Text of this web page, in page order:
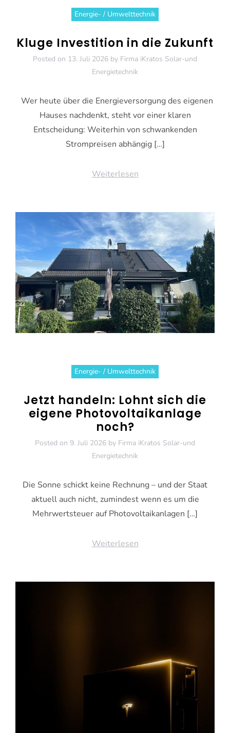
Energie- / Umwelttechnik
Kluge Investition in die Zukunft
Posted on 13. Juli 2026 by Firma iKratos Solar-und
Energietechnik
Wer heute über die Energieversorgung des eigenen
Hauses nachdenkt, steht vor einer klaren
Entscheidung: Weiterhin von schwankenden
Strompreisen abhängig […]
Weiterlesen
Energie- / Umwelttechnik
Jetzt handeln: Lohnt sich die
eigene Photovoltaikanlage
noch?
Posted on 9. Juli 2026 by Firma iKratos Solar-und
Energietechnik
Die Sonne schickt keine Rechnung – und der Staat
aktuell auch nicht, zumindest wenn es um die
Mehrwertsteuer auf Photovoltaikanlagen […]
Weiterlesen